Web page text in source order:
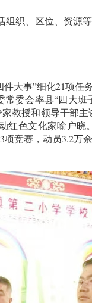
织、区位、资源
大事”细化21项任
委会率县“四大班
教授和领导干部
红色文化家喻户晓
竞赛，动员3.2万